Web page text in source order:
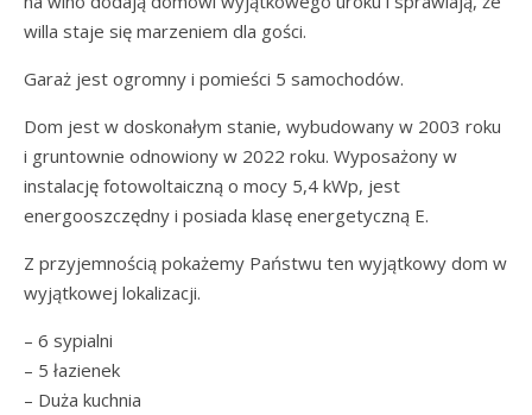
willa staje się marzeniem dla gości.
Garaż jest ogromny i pomieści 5 samochodów.
Dom jest w doskonałym stanie, wybudowany w 2003 roku
i gruntownie odnowiony w 2022 roku. Wyposażony w
instalację fotowoltaiczną o mocy 5,4 kWp, jest
energooszczędny i posiada klasę energetyczną E.
Z przyjemnością pokażemy Państwu ten wyjątkowy dom w
wyjątkowej lokalizacji.
– 6 sypialni
– 5 łazienek
– Duża kuchnia